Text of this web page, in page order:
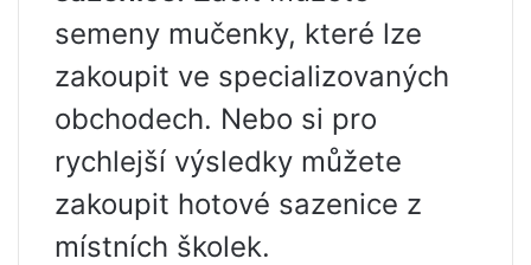
semeny mučenky, které lze
zakoupit ve specializovaných
obchodech. Nebo si pro
rychlejší výsledky můžete
zakoupit hotové sazenice z
místních školek.